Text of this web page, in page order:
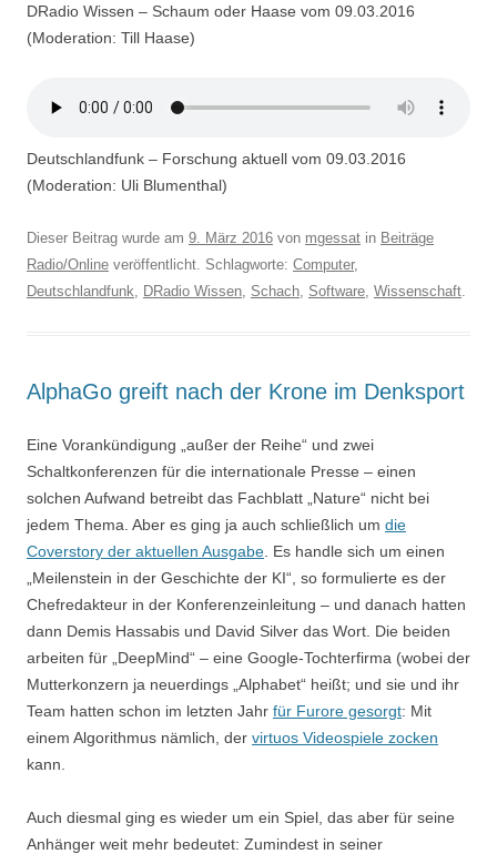
DRadio Wissen – Schaum oder Haase vom 09.03.2016
(Moderation: Till Haase)
Deutschlandfunk – Forschung aktuell vom 09.03.2016
(Moderation: Uli Blumenthal)
Dieser Beitrag wurde am 9. März 2016 von mgessat in Beiträge
Radio/Online veröffentlicht. Schlagworte: Computer,
Deutschlandfunk
DRadio Wissen Schach Software Wissenschaft
AlphaGo greift nach der Krone im Denksport
Eine Vorankündigung „außer der Reihe“ und zwei
Schaltkonferenzen für die internationale Presse – einen
solchen Aufwand betreibt das Fachblatt „Nature“ nicht bei
jedem Thema. Aber es ging ja auch schließlich um die
Coverstory der aktuellen Ausgabe . Es handle sich um einen
„Meilenstein in der Geschichte der KI“, so formulierte es der
Chefredakteur in der Konferenzeinleitung – und danach hatten
dann Demis Hassabis und David Silver das Wort. Die beiden
arbeiten für „DeepMind“ – eine Google-Tochterfirma (wobei der
Mutterkonzern ja neuerdings „Alphabet“ heißt; und sie und ihr
Team hatten schon im letzten Jahr für Furore gesorgt: Mit
einem Algorithmus nämlich, der virtuos Videospiele zocken
kann.
Auch diesmal ging es wieder um ein Spiel, das aber für seine
Anhänger weit mehr bedeutet: Zumindest in seiner